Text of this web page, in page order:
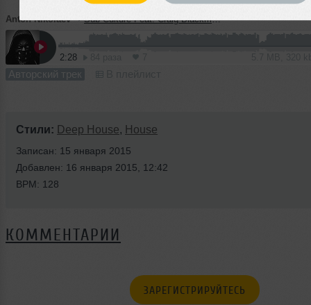
Anton Nikolaev ➝Sub Culture Feat. Craig Blackmoore - She Only Needs the Bass (Original Mix)
2:28
Авторский трек
Стили: Deep House, House
Записан: 15 января 2015
Добавлен: 16 января 2015, 12:42
BPM: 128
КОММЕНТАРИИ
ЗАРЕГИСТРИРУЙТЕСЬ